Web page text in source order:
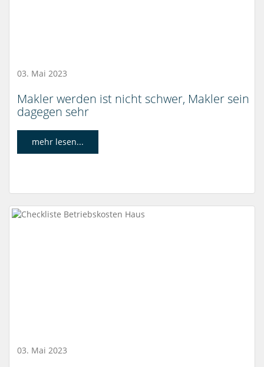
03. Mai 2023
Makler werden ist nicht schwer, Makler sein
dagegen sehr
mehr lesen...
03. Mai 2023